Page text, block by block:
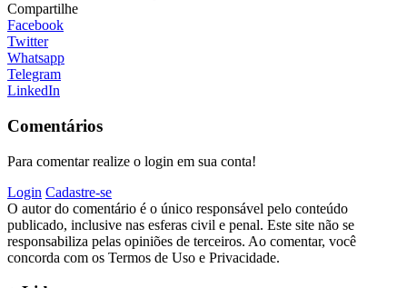
Compartilhe
Facebook
Twitter
Whatsapp
Telegram
LinkedIn
Comentários
Para comentar realize o login em sua conta!
Login Cadastre-se
O autor do comentário é o único responsável pelo conteúdo
publicado, inclusive nas esferas civil e penal. Este site não se
responsabiliza pelas opiniões de terceiros. Ao comentar, você
concorda com os Termos de Uso e Privacidade.